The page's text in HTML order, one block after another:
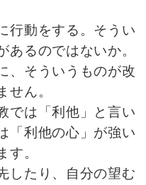
行動をする。そうい
あるのではないか。
、そういうものが改
せん。
では「利他」と言い
「利他の心」が強い
す。
したり、自分の望む